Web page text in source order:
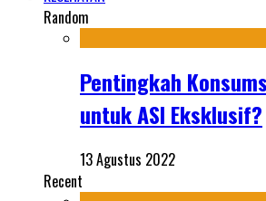
Random
Pentingkah
untuk ASI Eksklusif?
13 Agustus 2022
Recent